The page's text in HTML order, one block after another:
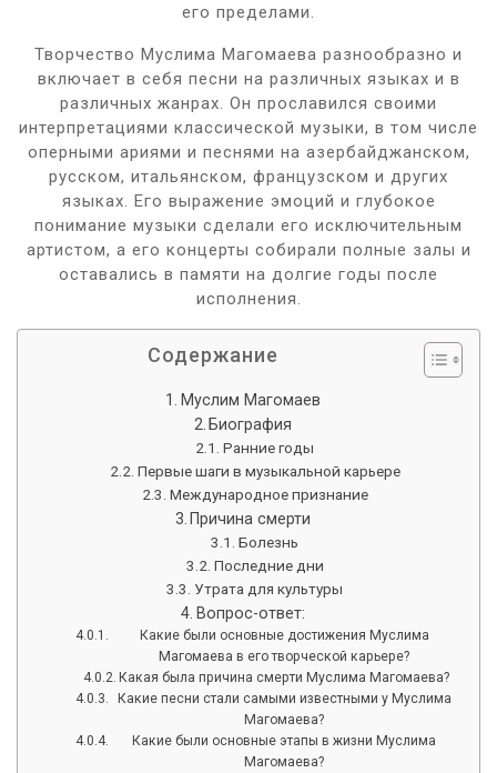
его пределами.
Творчество Муслима Магомаева разнообразно и
включает в себя песни на различных языках и в
различных жанрах. Он прославился своими
интерпретациями классической музыки, в том числе
оперными ариями и песнями на азербайджанском,
русском, итальянском, французском и других
языках. Его выражение эмоций и глубокое
понимание музыки сделали его исключительным
артистом, а его концерты собирали полные залы и
оставались в памяти на долгие годы после
исполнения.
Содержание
Муслим Магомаев
Биография
Ранние годы
Первые шаги в музыкальной карьере
Международное признание
Причина смерти
Болезнь
Последние дни
Утрата для культуры
Вопрос-ответ:
Какие были основные достижения Муслима
Магомаева в его творческой карьере?
Какая была причина смерти Муслима Магомаева?
Какие песни стали самыми известными у Муслима
Магомаева?
Какие были основные этапы в жизни Муслима
Магомаева?